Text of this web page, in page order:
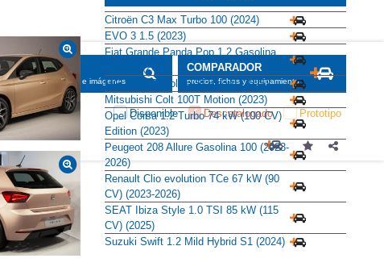
BUSCADOR
informaciones, fichas e imágenes
COMPARADOR
precios, fichas y equipamiento
Disponible Descatalogado Prototipo
Citroën C3 Max Turbo 100 (2024)
EVO 3 1.5 (2023)
Fiat Grande Panda Pop 1.2 Gasolina
100 CV (2025)
MG MG3 Gasolina Standard (2025)
Mitsubishi Colt 100T Motion (2023)
Opel Corsa 1.2 Turbo 74 kW (100 CV)
Edition (2023)
Peugeot 208 Allure Gasolina 100 (2023-
2026)
Renault Clio evolution TCe 67 kW (90
CV) (2023-2026)
SEAT Ibiza Style 1.0 TSI 85 kW (115
CV) (2025)
Suzuki Swift 1.2 Mild Hybrid S1 (2024)